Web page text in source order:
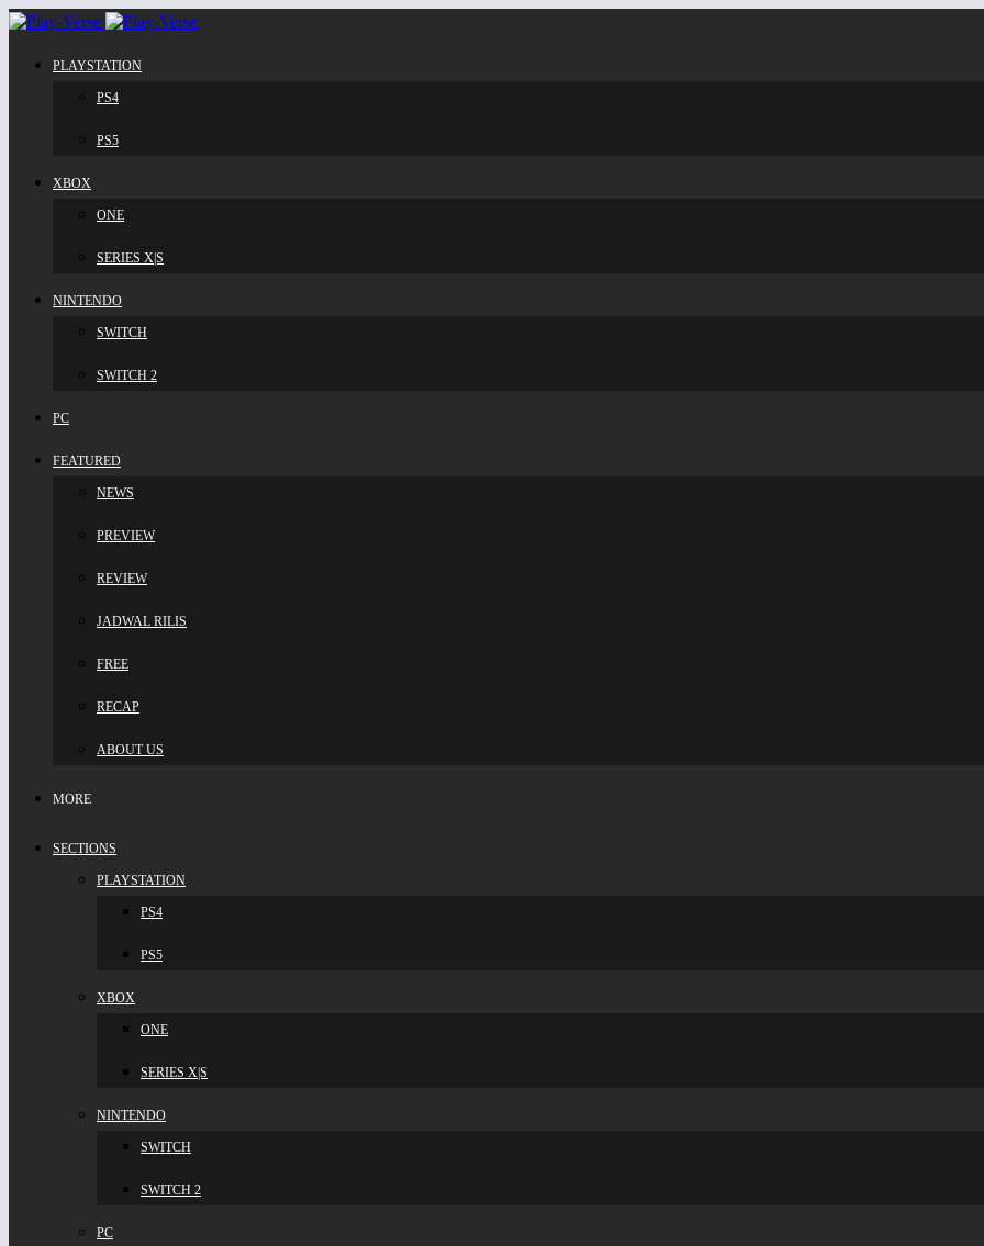
PLAYSTATION
PS4
PS5
XBOX
ONE
SERIES X|S
NINTENDO
SWITCH
SWITCH 2
PC
FEATURED
NEWS
PREVIEW
REVIEW
JADWAL RILIS
FREE
RECAP
ABOUT US
MORE
SECTIONS
PLAYSTATION
PS4
PS5
XBOX
ONE
SERIES X|S
NINTENDO
SWITCH
SWITCH 2
PC